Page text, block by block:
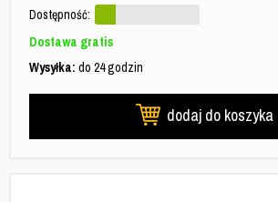
Dostępność:
Dostawa gratis
Wysyłka: do 24 godzin
dodaj do koszyka